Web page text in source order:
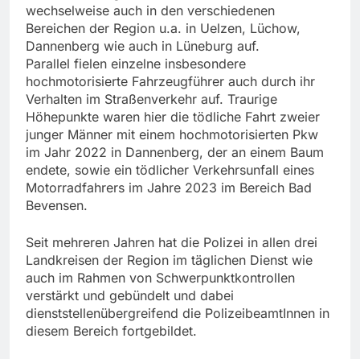
wechselweise auch in den verschiedenen
Bereichen der Region u.a. in Uelzen, Lüchow,
Dannenberg wie auch in Lüneburg auf.
Parallel fielen einzelne insbesondere
hochmotorisierte Fahrzeugführer auch durch ihr
Verhalten im Straßenverkehr auf. Traurige
Höhepunkte waren hier die tödliche Fahrt zweier
junger Männer mit einem hochmotorisierten Pkw
im Jahr 2022 in Dannenberg, der an einem Baum
endete, sowie ein tödlicher Verkehrsunfall eines
Motorradfahrers im Jahre 2023 im Bereich Bad
Bevensen.
Seit mehreren Jahren hat die Polizei in allen drei
Landkreisen der Region im täglichen Dienst wie
auch im Rahmen von Schwerpunktkontrollen
verstärkt und gebündelt und dabei
dienststellenübergreifend die PolizeibeamtInnen in
diesem Bereich fortgebildet.